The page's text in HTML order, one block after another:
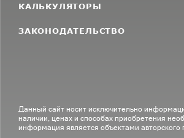
КАЛЬКУЛЯТОРЫ
ЗАКОНОДАТЕЛЬСТВО
Данный сайт носит исключительно
наличии, ценах и способах приобретения
информация является объектами